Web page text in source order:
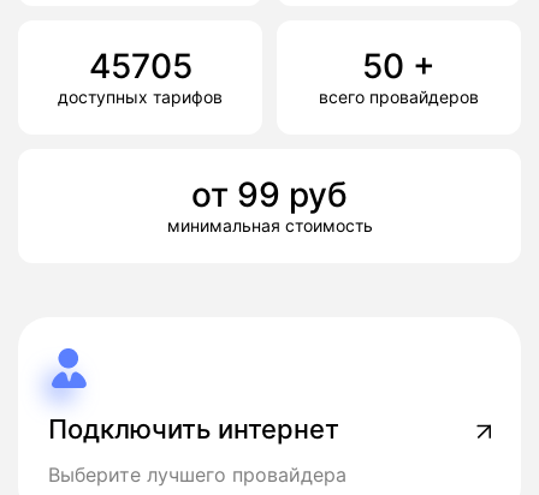
45705
доступных тарифов
50 +
всего провайдеров
от 99 руб
минимальная стоимость
Подключить интернет
Выберите лучшего провайдера